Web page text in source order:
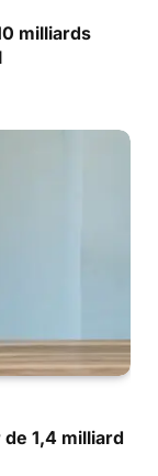
milliards
de 1,4 milliard